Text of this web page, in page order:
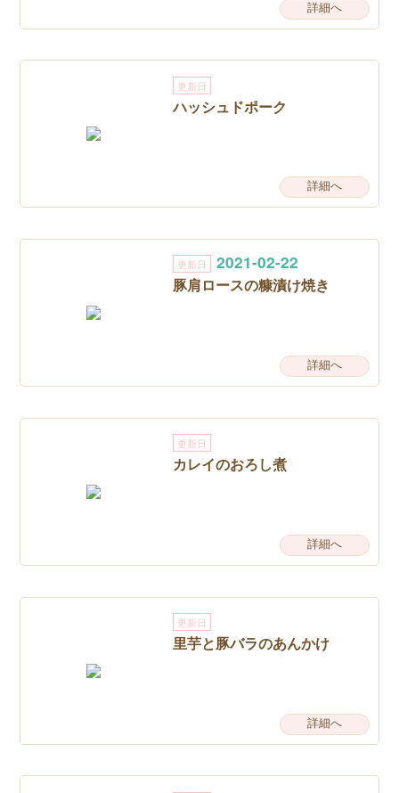
詳細へ
更新日
ハッシュドポーク
詳細へ
更新日 2021-02-22
豚肩ロースの糠漬け焼き
詳細へ
更新日
カレイのおろし煮
詳細へ
更新日
里芋と豚バラのあんかけ
詳細へ